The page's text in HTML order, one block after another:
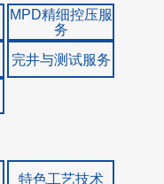
MPD精细控压服
务
完井与测试服务
特色工艺技术